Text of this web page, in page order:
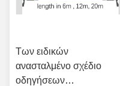
Των ειδικών
ανασταλμένο σχέδιο
οδηγήσεων